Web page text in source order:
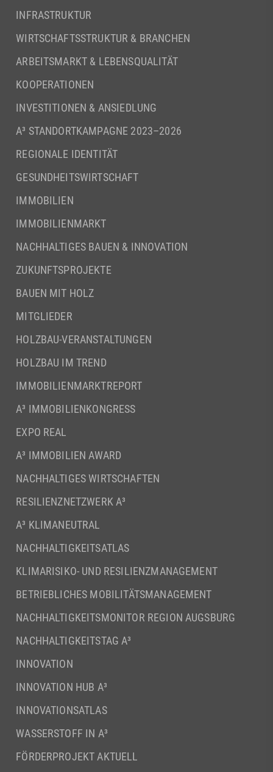
INFRASTRUKTUR
WIRTSCHAFTSSTRUKTUR & BRANCHEN
ARBEITSMARKT & LEBENSQUALITÄT
KOOPERATIONEN
INVESTITIONEN & ANSIEDLUNG
A³ STANDORTKAMPAGNE 2023–2026
REGIONALE IDENTITÄT
GESUNDHEITSWIRTSCHAFT
IMMOBILIEN
IMMOBILIENMARKT
NACHHALTIGES BAUEN & INNOVATION
ZUKUNFTSPROJEKTE
BAUEN MIT HOLZ
MITGLIEDER
HOLZBAU-VERANSTALTUNGEN
HOLZBAU IM TREND
IMMOBILIENMARKTREPORT
A³ IMMOBILIENKONGRESS
EXPO REAL
A³ IMMOBILIEN AWARD
NACHHALTIGES WIRTSCHAFTEN
RESILIENZNETZWERK A³
A³ KLIMANEUTRAL
NACHHALTIGKEITSATLAS
KLIMARISIKO- UND RESILIENZMANAGEMENT
BETRIEBLICHES MOBILITÄTSMANAGEMENT
NACHHALTIGKEITSMONITOR REGION AUGSBURG
NACHHALTIGKEITSTAG A³
INNOVATION
INNOVATION HUB A³
INNOVATIONSATLAS
WASSERSTOFF IN A³
FÖRDERPROJEKT AKTUELL